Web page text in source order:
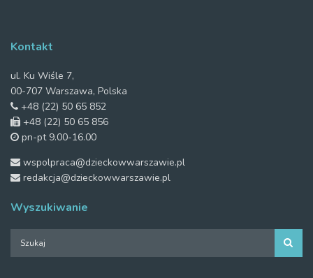
Kontakt
ul. Ku Wiśle 7,
00-707 Warszawa, Polska
+48 (22) 50 65 852
+48 (22) 50 65 856
pn-pt 9.00-16.00
wspolpraca@dzieckowwarszawie.pl
redakcja@dzieckowwarszawie.pl
Wyszukiwanie